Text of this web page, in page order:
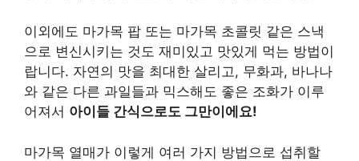
이외에도 마가목 팝 또는 마가목 초콜릿 같은 스낵
으로 변신시키는 것도 재미있고 맛있게 먹는 방법이
랍니다. 자연의 맛을 최대한 살리고, 무화과, 바나나
와 같은 다른 과일들과 믹스해도 좋은 조화가 이루
어져서 아이들 간식으로도 그만이에요!
마가목 열매가 이렇게 여러 가지 방법으로 섭취할